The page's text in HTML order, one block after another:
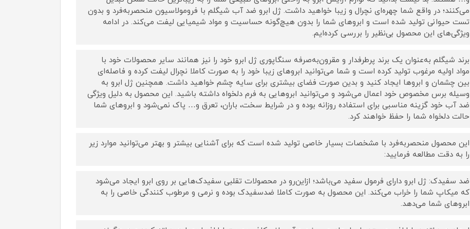
می‌کنند؛ در واقع شما چهره‌ای نچرال و زیبا خواهید داشت. ژل ابرو ضد آب شیگلم با فرومولاسیون منحصربه‌فرد و بدون
تست حیوانی تولید شده است و ابروهای شما را بدون هیچ‌گونه حساسیت و مواد شیمیایی لیفت می‌کند. در ادامه
ویژگی‌های این محصول بی‌نظیر را بررسی کرده‌ایم.
برند شیگلم به‌عنوان یک برند پرطرفدار و مقرون‌به‌صرفه سنگاپوری ژل ابرو خود را نیز همانند سایر محصولات خود با
مواد اولیه مرغوب تولید کرده است و شما می‌توانید ابروهای زیبا خود را به صورت کاملا نچرال لیفت کرده و فاصله‌ای
بین چشمان و ابروها ایجاد کنید و بدین صورت فضای بیشتری برای سایه چشم خواهید داشت. همچنین ژل ابرو به
وسیله برس مخصوص خود اعمال می‌شود و می‌توانید ابروهایی به فرم دلخواه داشته باشید. این محصول به دلیل ویژگی
ضد آب خود گزینه مناسبی برای استفاده روزانه بوده و در شرایط سخت، باران، تعرق و… پاک نمی‌شود و ابروهای شما
حالت دلخواه شما را حفظ خواهند کرد.
این محصول منحصربه‌فرد با مشخصات بسیار خاصی تولید شده است که برای آشنایی بیشتر و بهتر می‌توانید موارد زیر
را به دقت مطالعه فرمایید:
ضد سفیدک: ژل ابرو دارای فرمول سفید می‌باشد؛ ازاین‌رو در محصولات تقلبی سفیدک‌هایی بر روی ابرو ایجاد می‌شود
که میکاپ شما را خراب می‌کند. این محصول به صورت کاملا ضدسفیدک بوده و نرمی و مرطوب کنندگی خاصی را به
ابروهای شما می‌دهد.